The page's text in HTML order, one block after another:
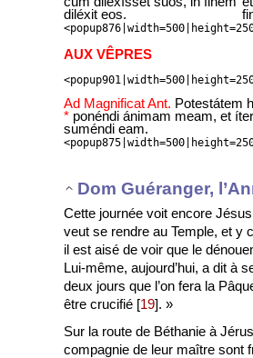
diléxit eos.
AUX VÊPRES
Ad Magnificat Ant. Potestátem
* ponéndi ánimam meam, et
suméndi eam.
Dom Guéranger,
Cette journée voit encore
veut se rendre au Temple, et y
il est aisé de voir que le
Lui-même, aujourd’hui, a dit à
deux jours que l’on fera la
être crucifié [19]. »
Sur la route de Béthanie à
compagnie de leur maître sont